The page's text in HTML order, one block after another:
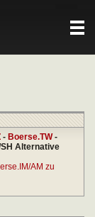
- Boerse.TW-
Alternative
AM zu